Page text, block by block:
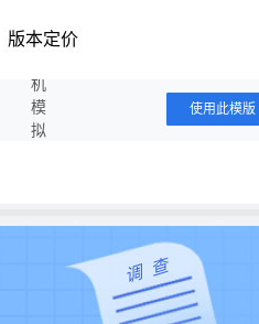
版本定价手机模拟答题
使用此模版